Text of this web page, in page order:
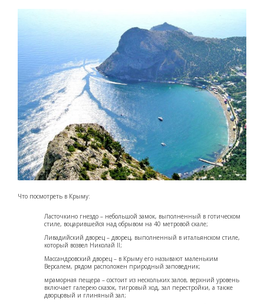
Что посмотреть в Крыму:
Ласточкино гнездо – небольшой замок, выполненный в готическом
стиле, воцарившейся над обрывом на 40 метровой скале;
Ливадийский дворец – дворец, выполненный в итальянском стиле,
который возвел Николай II;
Массандровский дворец – в Крыму его называют маленьким
Версалем, рядом расположен природный заповедник;
мраморная пещера – состоит из нескольких залов, верхний уровень
включает галерею сказок, тигровый ход, зал перестройки, а также
дворцовый и глиняный зал;